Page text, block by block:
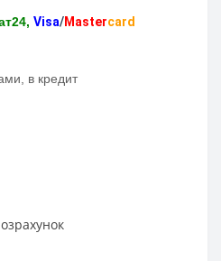
Visa/Mastercard
в кредит